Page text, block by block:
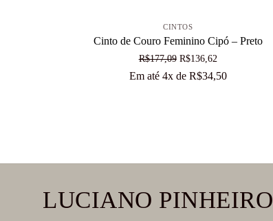
CINTOS
Cinto de Couro Feminino Cipó – Preto
R$177,09 O
preço
R$136,62O
preço
Em até 4x de R$34,50
LUCIANO PINHEIRO